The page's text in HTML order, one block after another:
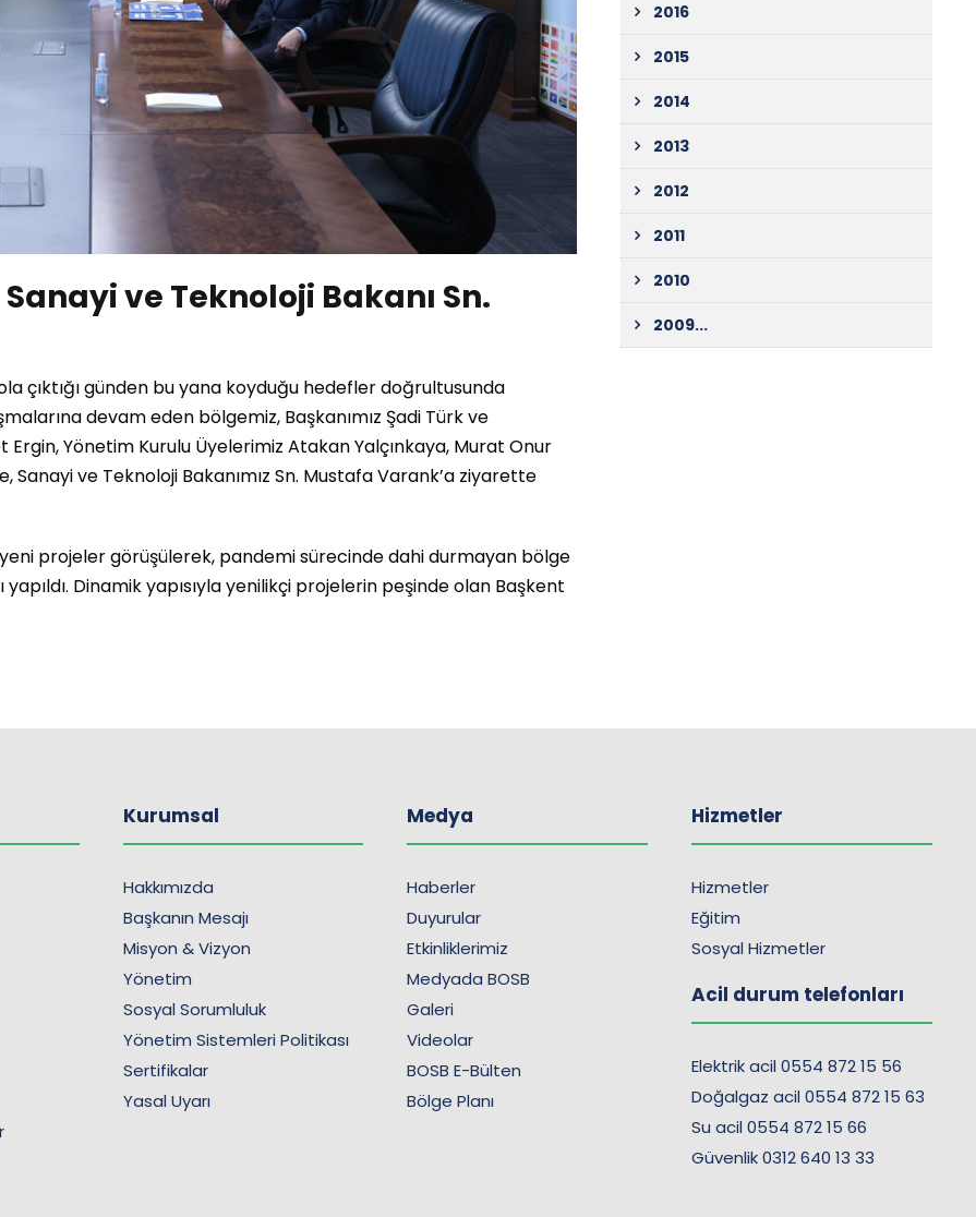
ve Teknoloji Bakanı Sn.
çıktığı günden bu yana koyduğu hedefler doğrultusunda
devam eden bölgemiz, Başkanımız Şadi Türk ve
Yönetim Kurulu Üyelerimiz Atakan Yalçınkaya, Murat Onur
ve Teknoloji Bakanımız Sn. Mustafa Varank’a ziyarette
projeler görüşülerek, pandemi sürecinde dahi durmayan bölge
yapıldı. Dinamik yapısıyla yenilikçi projelerin peşinde olan Başkent
2016
2015
2014
2013
2012
2011
2010
2009...
Kurumsal
Hakkımızda
Başkanın Mesajı
Misyon & Vizyon
Yönetim
Sosyal Sorumluluk
Yönetim Sistemleri Politikası
Sertifikalar
Yasal Uyarı
Medya
Haberler
Duyurular
Etkinliklerimiz
Medyada BOSB
Galeri
Videolar
BOSB E-Bülten
Bölge Planı
Hizmetler
Hizmetler
Eğitim
Sosyal Hizmetler
Acil durum telefonları
Elektrik acil 0554 872 15 56
Doğalgaz acil 0554 872 15 63
Su acil 0554 872 15 66
Güvenlik 0312 640 13 33